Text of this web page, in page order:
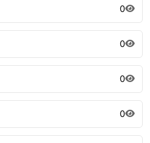
0
0
0
0